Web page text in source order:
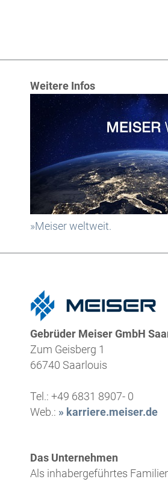
Weitere Infos
»Meiser weltweit.
Gebrüder Meiser GmbH
Zum Geisberg 1
66740 Saarlouis
Tel.: +49 6831 8907- 0
Web.: » karriere.meiser.de
Das Unternehmen
Als inhabergeführtes